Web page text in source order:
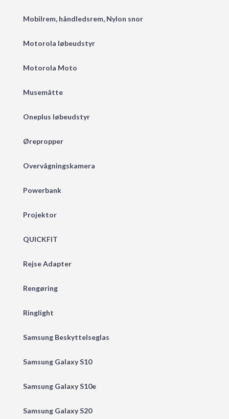
Mobilrem, håndledsrem, Nylon snor
Motorola løbeudstyr
Motorola Moto
Musemåtte
Oneplus løbeudstyr
Ørepropper
Overvågningskamera
Powerbank
Projektor
QUICKFIT
Rejse Adapter
Rengøring
Ringlight
Samsung Beskyttelseglas
Samsung Galaxy S10
Samsung Galaxy S10e
Samsung Galaxy S20